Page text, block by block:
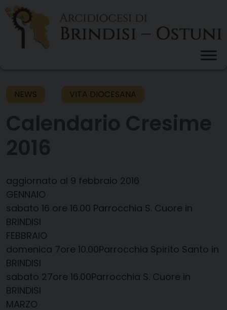
Skip
content
NEWS VITA DIOCESANA
aggiornato al 9 febbraio 2016
GENNAIO
sabato 16 ​ore 16.00 ​Parrocchia S. Cuore in
BRINDISI
FEBBRAIO
domenica 7​ore 10.00​Parrocchia Spirito Santo in
BRINDISI
sabato 27​ore 16.00​Parrocchia S. Cuore in
BRINDISI
MARZO